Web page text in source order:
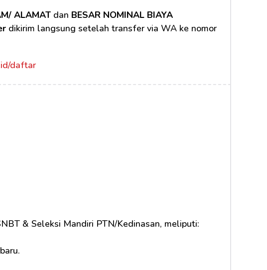
ALAMAT dan BESAR NOMINAL BIAYA
dikirim langsung setelah transfer via WA ke nomor
daftar
& Seleksi Mandiri PTN/Kedinasan, meliputi: